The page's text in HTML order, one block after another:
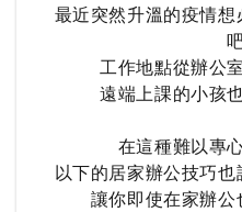
最近突然升溫的疫情
工作地點從辦公
遠端上課的小孩
在這種難以專
以下的居家辦公技巧也
讓你即使在家辦公